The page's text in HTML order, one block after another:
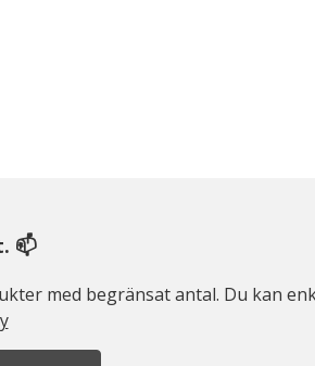
📫
med begränsat antal. Du kan